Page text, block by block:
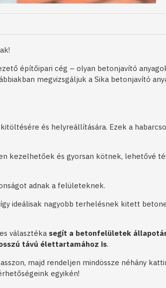
építőipari cég – olyan betonjavító
megvizsgáljuk a Sika betonjavító
és helyreállítására. Ezek a
kezelhetőek és gyorsan kötnek, lehetővé
adnak a felületeknek.
ideálisak nagyobb terhelésnek kitett
választéka segít a betonfelületek
távú élettartamához is.
majd rendeljen mindössze néhány
egyikén!